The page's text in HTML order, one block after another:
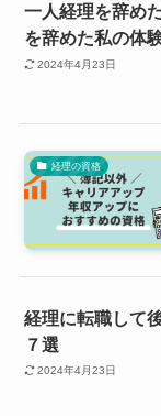
一人経理を辞め
を辞めた私の体験
2024年4月23日
経理の資格
経理に転職して
７選
2024年4月23日